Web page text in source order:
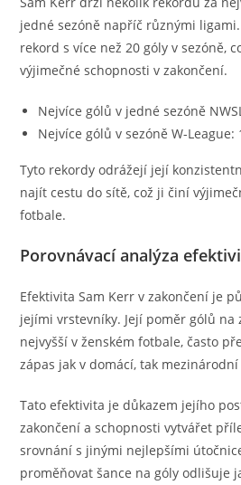
jedné sezóně napříč různými ligami.
rekord s více než 20 góly v sezóně,
výjimečné schopnosti v zakončení.
Nejvíce gólů v jedné sezóně
Nejvíce gólů v sezóně W-League:
Tyto rekordy odrážejí její
najít cestu do sítě, což ji činí
fotbale.
Porovnávací analýza
Efektivita Sam Kerr v zakončení je
jejími vrstevníky. Její poměr gólů na
nejvyšší v ženském fotbale, často
zápas jak v domácí, tak
Tato efektivita je důkazem jejího
zakončení a schopnosti vytvářet
srovnání s jinými nejlepšími
proměňovat šance na góly odlišuje